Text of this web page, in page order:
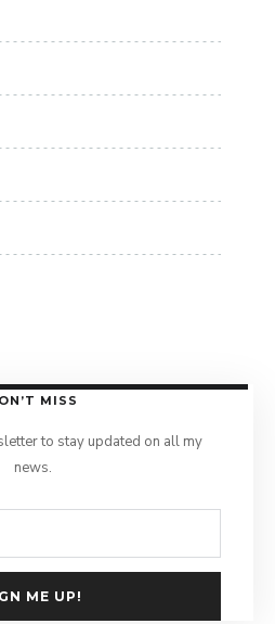
MISS
to stay updated on all my
news.
ME UP!